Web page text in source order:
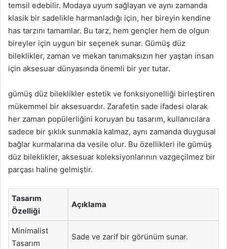
temsil edebilir. Modaya uyum sağlayan ve aynı zamanda
klasik bir sadelikle harmanladığı için, her bireyin kendine
has tarzını tamamlar. Bu tarz, hem gençler hem de olgun
bireyler için uygun bir seçenek sunar. Gümüş düz
bileklikler, zaman ve mekan tanımaksızın her yaştan insan
için aksesuar dünyasında önemli bir yer tutar.
gümüş düz bileklikler estetik ve fonksiyonelliği birleştiren
mükemmel bir aksesuardır. Zarafetin sade ifadesi olarak
her zaman popülerliğini koruyan bu tasarım, kullanıcılara
sadece bir şıklık sunmakla kalmaz, aynı zamanda duygusal
bağlar kurmalarına da vesile olur. Bu özellikleri ile gümüş
düz bileklikler, aksesuar koleksiyonlarının vazgeçilmez bir
parçası haline gelmiştir.
Tasarım
Özelliği
Açıklama
Minimalist
Tasarım
Sade ve zarif bir görünüm sunar.